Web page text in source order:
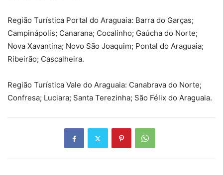
Região Turística Portal do Araguaia: Barra do Garças;
Campinápolis; Canarana; Cocalinho; Gaúcha do Norte;
Nova Xavantina; Novo São Joaquim; Pontal do Araguaia;
Ribeirão; Cascalheira.
Região Turística Vale do Araguaia: Canabrava do Norte;
Confresa; Luciara; Santa Terezinha; São Félix do Araguaia.